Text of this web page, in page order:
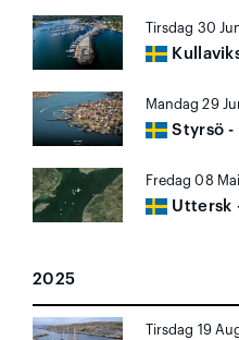
Tirsdag 30
Mandag 29
Styrsö -
Fredag 08
Uttersk
2025
Tirsdag 19